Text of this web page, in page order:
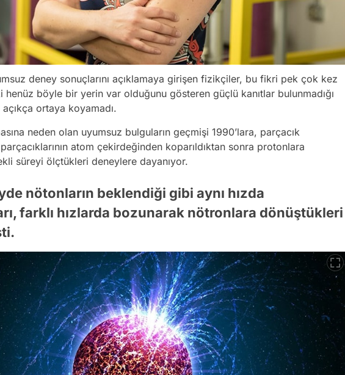
deney sonuçlarını açıklamaya girişen fizikçiler, bu fikri pek çok kez
böyle bir yerin var olduğunu gösteren güçlü kanıtlar bulunmadığı
ortaya koyamadı.
neden olan uyumsuz bulguların geçmişi 1990’lara, parçacık
atom çekirdeğinden koparıldıktan sonra protonlara
süreyi ölçtükleri deneylere dayanıyor.
nötonların beklendiği gibi aynı hızda
farklı hızlarda bozunarak nötronlara dönüştükleri